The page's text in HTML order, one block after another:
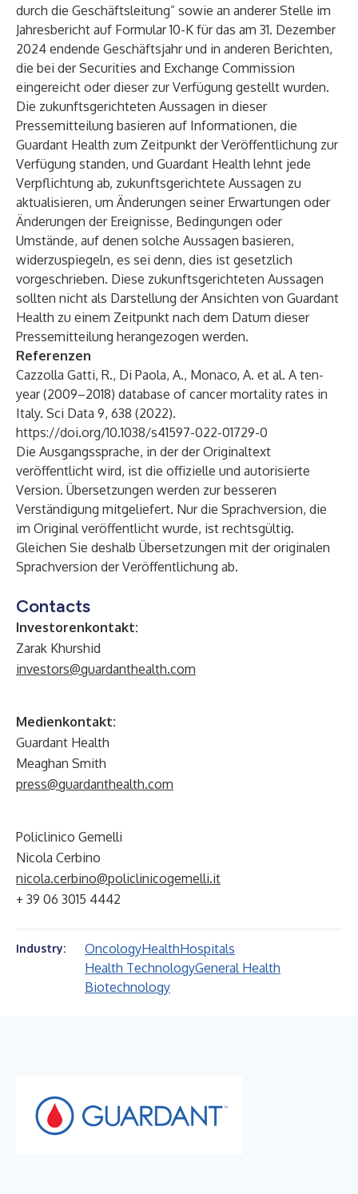
durch die Geschäftsleitung” sowie an anderer Stelle im
Jahresbericht auf Formular 10-K für das am 31. Dezember
2024 endende Geschäftsjahr und in anderen Berichten,
die bei der Securities and Exchange Commission
eingereicht oder dieser zur Verfügung gestellt wurden.
Die zukunftsgerichteten Aussagen in dieser
Pressemitteilung basieren auf Informationen, die
Guardant Health zum Zeitpunkt der Veröffentlichung zur
Verfügung standen, und Guardant Health lehnt jede
Verpflichtung ab, zukunftsgerichtete Aussagen zu
aktualisieren, um Änderungen seiner Erwartungen oder
Änderungen der Ereignisse, Bedingungen oder
Umstände, auf denen solche Aussagen basieren,
widerzuspiegeln, es sei denn, dies ist gesetzlich
vorgeschrieben. Diese zukunftsgerichteten Aussagen
sollten nicht als Darstellung der Ansichten von Guardant
Health zu einem Zeitpunkt nach dem Datum dieser
Pressemitteilung herangezogen werden.
Referenzen
Cazzolla Gatti, R., Di Paola, A., Monaco, A. et al. A ten-
year (2009–2018) database of cancer mortality rates in
Italy. Sci Data 9, 638 (2022).
https://doi.org/10.1038/s41597-022-01729-0
Die Ausgangssprache, in der der Originaltext
veröffentlicht wird, ist die offizielle und autorisierte
Version. Übersetzungen werden zur besseren
Verständigung mitgeliefert. Nur die Sprachversion, die
im Original veröffentlicht wurde, ist rechtsgültig.
Gleichen Sie deshalb Übersetzungen mit der originalen
Sprachversion der Veröffentlichung ab.
Contacts
Investorenkontakt:
Zarak Khurshid
investors@guardanthealth.com
Medienkontakt:
Guardant Health
Meaghan Smith
press@guardanthealth.com
Policlinico Gemelli
Nicola Cerbino
nicola.cerbino@policlinicogemelli.it
+ 39 06 3015 4442
Industry: OncologyHealthHospitals
Health TechnologyGeneral Health
Biotechnology